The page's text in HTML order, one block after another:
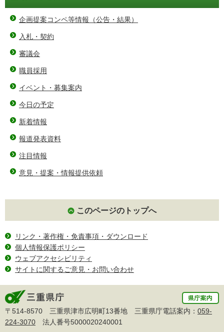
企画提案コンペ等情報（公告・結果）
入札・契約
審議会
職員採用
イベント・募集案内
今日の予定
新着情報
報道発表資料
注目情報
意見・提案・情報提供依頼
このページのトップへ
リンク・著作権・免責事項・ダウンロード
個人情報保護ポリシー
ウェブアクセシビリティ
サイトに関するご意見・お問い合わせ
〒514-8570 三重県津市広明町13番地 三重県庁電話案内： 059-
224-3070 法人番号5000020240001